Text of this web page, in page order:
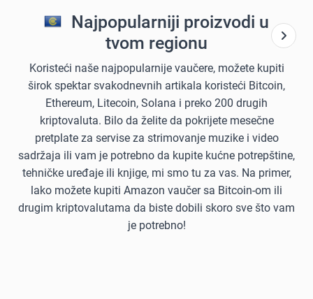
Najpopularniji proizvodi u
tvom regionu
Koristeći naše najpopularnije vaučere, možete kupiti
širok spektar svakodnevnih artikala koristeći Bitcoin,
Ethereum, Litecoin, Solana i preko 200 drugih
kriptovaluta. Bilo da želite da pokrijete mesečne
pretplate za servise za strimovanje muzike i video
sadržaja ili vam je potrebno da kupite kućne potrepštine,
tehničke uređaje ili knjige, mi smo tu za vas. Na primer,
lako možete kupiti Amazon vaučer sa Bitcoin-om ili
drugim kriptovalutama da biste dobili skoro sve što vam
je potrebno!